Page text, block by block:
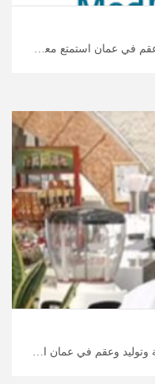
دكتورة عبير حمدان، استشارية توليد وعقم في عمان استمتع معنا بسفر خال من الإجهاد الى الأردن للرعاية الصحية والطبية، أفضل أطباء النسائية والتوليد في الأردن لعلاجات مبتكرة، خطط لرحلتك العلاجية مع ميدكس الأردن
دكتورة ميسون داوود، استشارية نسائية وتوليد وعقم في عمان احصل على خطة علاج شخصية في الأردن مع ميدكس الأردن، أفضل أطباء النسائية والتوليد في الأردن للحصول على رعاية موثوقة، خطط رحلتك العلاجية والاستشفائية معنا